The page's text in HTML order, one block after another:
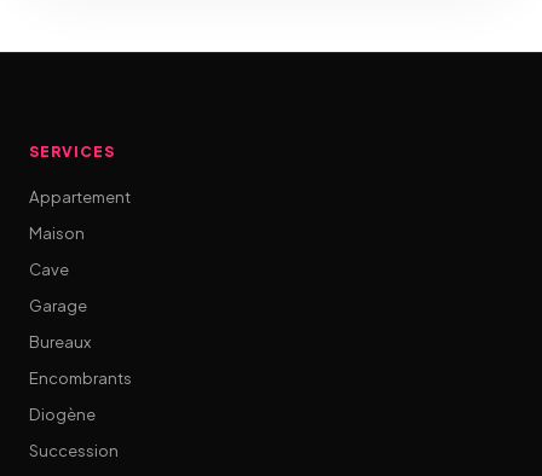
SERVICES
Appartement
Maison
Cave
Garage
Bureaux
Encombrants
Diogène
Succession